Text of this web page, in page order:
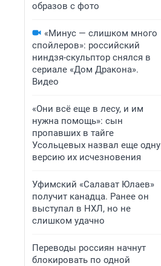
образов с фото
«Минус — слишком много
спойлеров»: российский
ниндзя-скульптор снялся в
сериале «Дом Дракона».
Видео
«Они всё еще в лесу, и им
нужна помощь»: сын
пропавших в тайге
Усольцевых назвал еще одну
версию их исчезновения
Уфимский «Салават Юлаев»
получит канадца. Ранее он
выступал в НХЛ, но не
слишком удачно
Переводы россиян начнут
блокировать по одной